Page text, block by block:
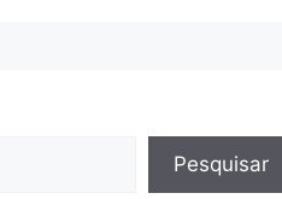
Pesquisar